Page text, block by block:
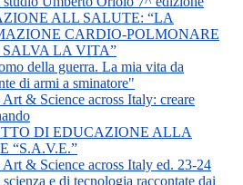
ALL SALUTE: “LA
CARDIO-POLMONARE
LA VITA”
della guerra. La mia vita da
di armi a sminatore"
Art & Science across Italy: creare
DI EDUCAZIONE ALLA
“S.A.V.E.”
Art & Science across Italy ed. 23-24
e di tecnologia raccontate dai